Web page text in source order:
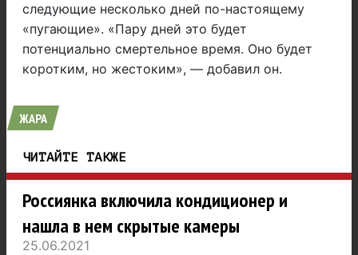
следующие несколько дней по-настоящему
«пугающие». «Пару дней это будет
потенциально смертельное время. Оно будет
коротким, но жестоким», — добавил он.
ЖАРА
ЧИТАЙТЕ ТАКЖЕ
Россиянка включила кондиционер и
нашла в нем скрытые камеры
25.06.2021